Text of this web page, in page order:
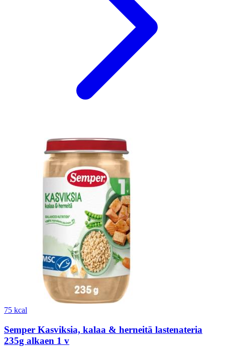
75 kcal
Semper Kasviksia, kalaa & herneitä lastenateria
235g alkaen 1 v